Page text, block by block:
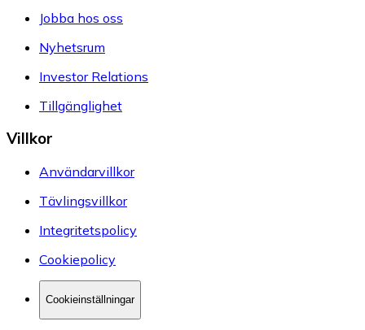
Jobba hos oss
Nyhetsrum
Investor Relations
Tillgänglighet
Villkor
Användarvillkor
Tävlingsvillkor
Integritetspolicy
Cookiepolicy
Cookieinställningar